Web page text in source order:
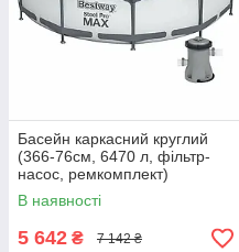
Басейн каркасний круглий
(366-76см, 6470 л, фільтр-
насос, ремкомплект)
Bestway 56416 Сірий
В наявності
5 642 ₴ 7 142 ₴